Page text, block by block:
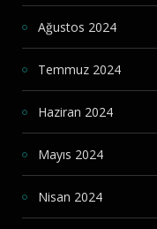
Ağustos 2024
Temmuz 2024
Haziran 2024
Mayıs 2024
Nisan 2024